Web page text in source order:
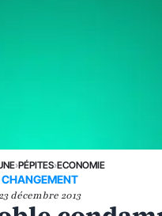
›PÉPITES›ECONOMIE
CHANGEMENT
décembre 2013